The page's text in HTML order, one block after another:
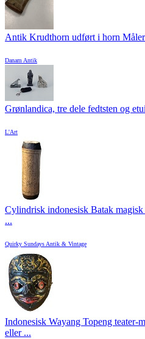
Antik Krudthorn udført i horn
Danam Antik
Grønlandica, tre dele fedtsten og
L'Art
Cylindrisk indonesisk Batak
...
Quirky Sundays Antik & Vintage
Indonesisk Wayang Topeng teater-
eller ...